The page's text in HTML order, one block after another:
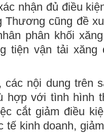
nhận đủ điều
Thương cũng đề
phân khối
tiện vận tải xăng
nội dung trên
hợp với tình hình
cắt giảm điều
kinh doanh,